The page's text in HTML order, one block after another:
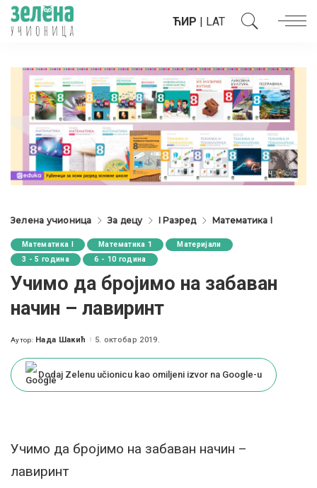
ЋИР | LAT
Зелена учионица За децу I Разред Математика I
Математика I Математика 1
Материјали
3 - 5 година
6 - 10 година
Учимо да бројимо на забаван
начин – лавиринт
Posted
Аутор: Нада Шакић 5. октобар 2019.
Dodaj Zelenu učionicu kao omiljeni izvor na Google-u
Учимо да бројимо на забаван начин –
лавиринт